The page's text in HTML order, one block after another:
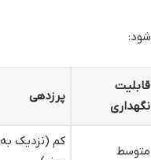
قابلیت
نگهداری
پرزدهی
متوسط
کم (نزدیک به